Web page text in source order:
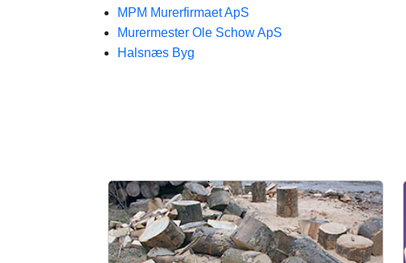
MPM Murerfirmaet ApS
Murermester Ole Schow ApS
Halsnæs Byg